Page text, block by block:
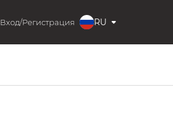
Вход/Регистрация RU